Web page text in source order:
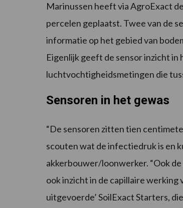
Marinussen heeft via AgroExact
percelen geplaatst. Twee van de
informatie op het gebied van
Eigenlijk geeft de sensor inzicht
luchtvochtigheidsmetingen die
Sensoren in het gewas
“De sensoren zitten tien
scouten wat de infectiedruk is en
akkerbouwer/loonwerker. “Ook
ook inzicht in de capillaire werking
uitgevoerde’ SoilExact Starters,